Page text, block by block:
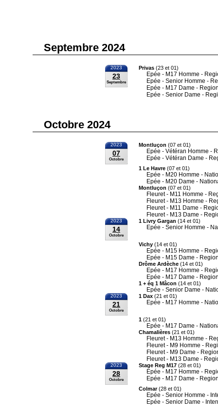
Septembre 2024
2023
23
Septembre
Privas (23 et 01)
Epée - M17 Homme -
Epée - Senior Homme -
Epée - M17 Dame -
Epée - Senior Dame -
Octobre 2024
2023
07
Octobre
Montluçon (07 et 01)
Epée - Vétéran Homme -
Epée - Vétéran Dame -
1 Le Havre (07 et 01)
Epée - M20 Homme -
Epée - M20 Dame -
Montluçon (07 et 01)
Fleuret - M11 Homme -
Fleuret - M13 Homme -
Fleuret - M11 Dame -
Fleuret - M13 Dame -
2023
14
Octobre
1 Livry Gargan (14 et 01)
Epée - Senior Homme -
Vichy (14 et 01)
Epée - M15 Homme -
Epée - M15 Dame -
Drôme Ardèche (14 et 01)
Epée - M17 Homme -
Epée - M17 Dame -
1 + éq 1 Mâcon (14 et 01)
Epée - Senior Dame -
2023
21
Octobre
1 Dax (21 et 01)
Epée - M17 Homme -
1 (21 et 01)
Epée - M17 Dame -
Chamalières (21 et 01)
Fleuret - M13 Homme -
Fleuret - M9 Homme -
Fleuret - M9 Dame -
Fleuret - M13 Dame -
2023
28
Octobre
Stage Reg M17 (28 et 01)
Epée - M17 Homme -
Epée - M17 Dame -
Colmar(28 et 01)
Epée - Senior Homme -
Epée - Senior Dame -